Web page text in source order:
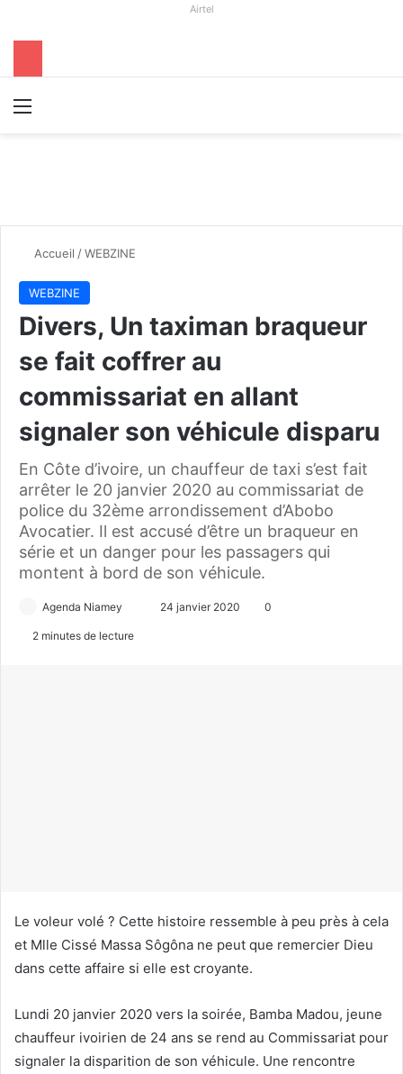
Airtel
Accueil /WEBZINE
WEBZINE
Divers, Un taximan braqueur
se fait coffrer au
commissariat en allant
signaler son véhicule disparu
En Côte d’ivoire, un chauffeur de taxi s’est fait
arrêter le 20 janvier 2020 au commissariat de
police du 32ème arrondissement d’Abobo
Avocatier. Il est accusé d’être un braqueur en
série et un danger pour les passagers qui
montent à bord de son véhicule.
Agenda Niamey
l
24 janvier 2020 0
2 minutes de lecture
Le voleur volé ? Cette histoire ressemble à peu près à cela
et Mlle Cissé Massa Sôgôna ne peut que remercier Dieu
dans cette affaire si elle est croyante.
Lundi 20 janvier 2020 vers la soirée, Bamba Madou, jeune
chauffeur ivoirien de 24 ans se rend au Commissariat pour
signaler la disparition de son véhicule. Une rencontre